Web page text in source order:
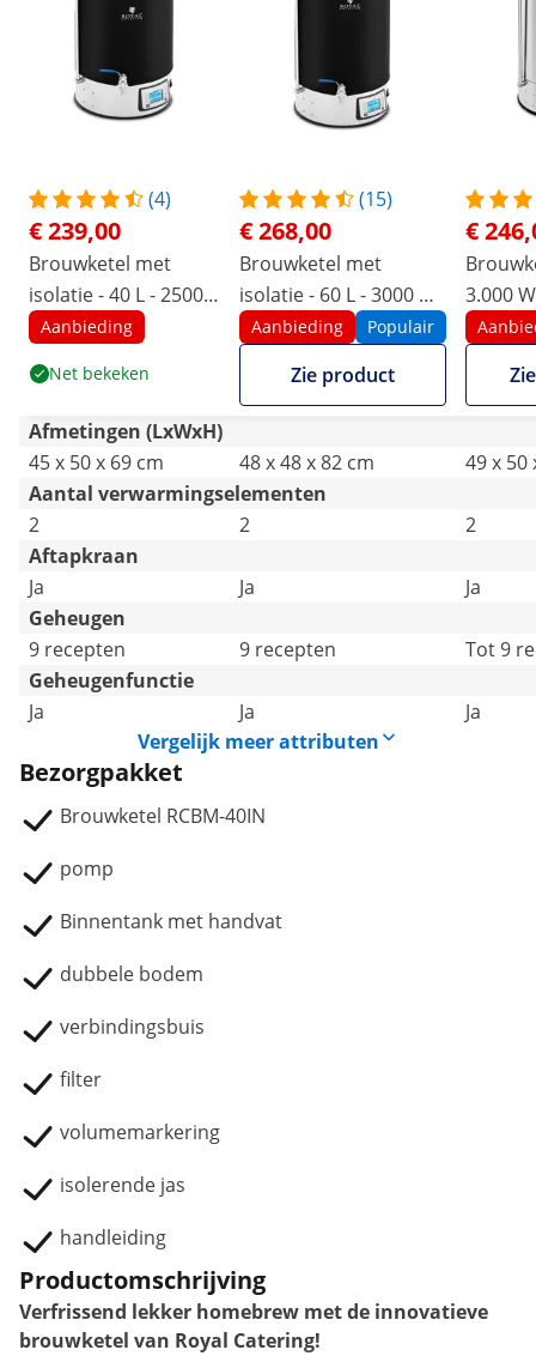
(4)
€ 239,00
Brouwketel met
isolatie - 40 L - 2500
W - 10 - 100 °C - RVS -
Aanbieding
Net bekeken
(15)
€ 268,00
Brouwketel met
isolatie - 60 L - 3000 W
- 10 - 100 °C - RVS - LCD
display - Timer
Aanbieding Populair
Zie product
€
3.000 W
Afmetingen (LxWxH)
45 x 50 x 69 cm
48 x 48 x 82 cm
49 x 50
Aantal verwarmingselementen
2
2
2
Aftapkraan
Ja
Ja
Ja
Geheugen
9 recepten
9 recepten
Tot 9
Geheugenfunctie
Ja
Ja
Ja
Vergelijk meer attributen
Bezorgpakket
Brouwketel RCBM-40IN
pomp
Binnentank met handvat
dubbele bodem
verbindingsbuis
filter
volumemarkering
isolerende jas
handleiding
Productomschrijving
Verfrissend lekker homebrew met de innovatieve
brouwketel van Royal Catering!